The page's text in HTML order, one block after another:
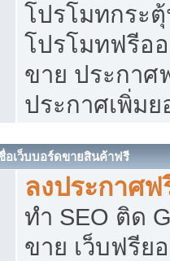
โปรโมทกระ
โปรโมทฟรีอ
ขาย ประกาศ
ประกาศเพิ่ม
อเว็บบอร์ดขายสินค้าฟรี
ลงประกาศฟ
ทำ SEO ติด
ขาย เว็บฟรีย